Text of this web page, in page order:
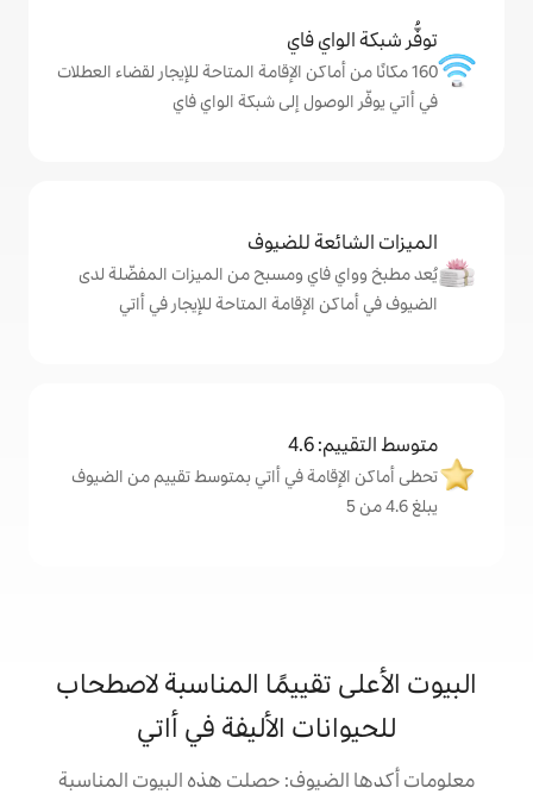
الإقامة المتاحة للإيجار لقضاء العطلات
إلى شبكة الواي فاي
ومسبح من الميزات المفضّلة لدى
المتاحة للإيجار في أاتي
في أاتي بمتوسط تقييم من الضيوف
المناسبة لاصطحاب
الأليفة في أاتي
حصلت هذه البيوت المناسبة